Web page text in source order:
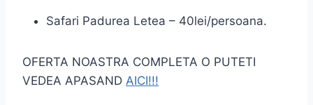
Safari Padurea Letea – 40lei/persoana.
OFERTA NOASTRA COMPLETA O PUTETI
VEDEA APASAND AICI!!!